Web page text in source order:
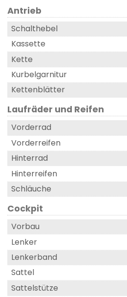
Antrieb
Schalthebel
Kassette
Kette
Kurbelgarnitur
Kettenblätter
Laufräder und Reifen
Vorderrad
Vorderreifen
Hinterrad
Hinterreifen
Schläuche
Cockpit
Vorbau
Lenker
Lenkerband
Sattel
Sattelstütze